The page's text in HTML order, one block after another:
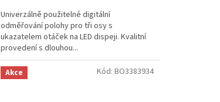
Univerzálně použitelné digitální
odměřování polohy pro tři osy s
ukazatelem otáček na LED dispeji. Kvalitní
provedení s dlouhou...
Akce Kód: BO3383934